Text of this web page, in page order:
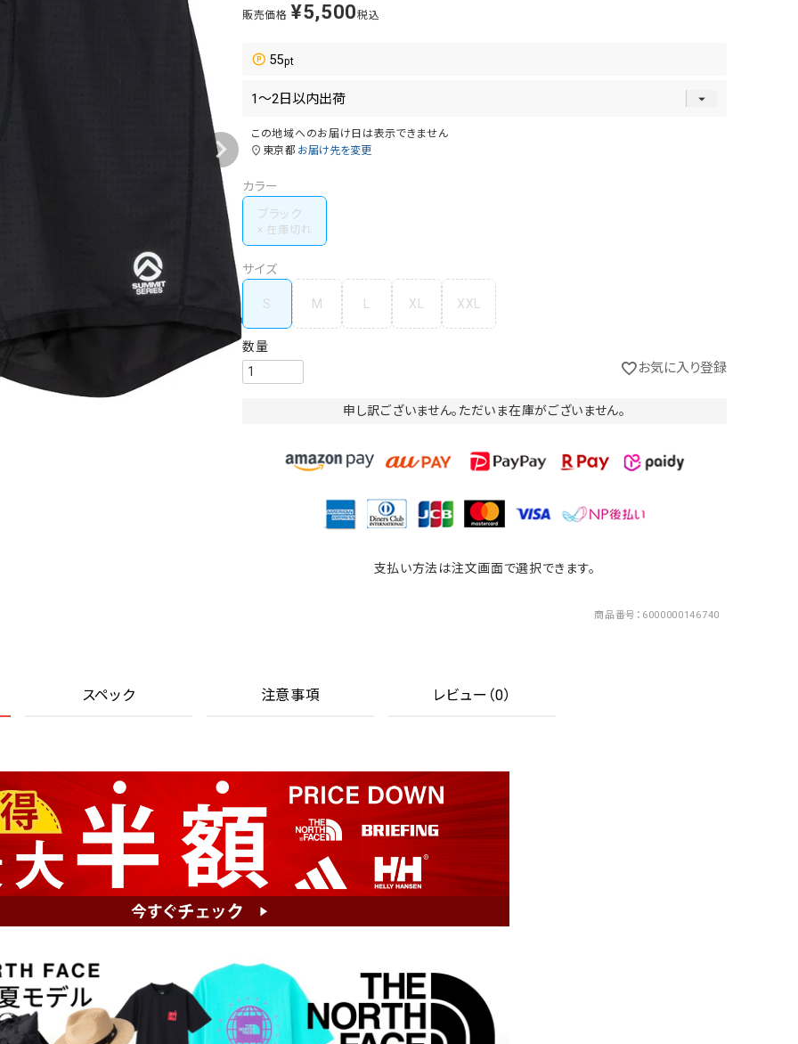
販売価格 ¥5,500税込
55
この地域へのお届け日は表示できません
東京都 お届け先を変更
カラー
ブラック
サイズ
S M L XL XXL
お気に入り登録
申し訳ございません。ただいま在庫がございません。
支払い方法は注文画面で選択できます。
商品番号 6000000146740
スペック 注意事項 レビュー（0）